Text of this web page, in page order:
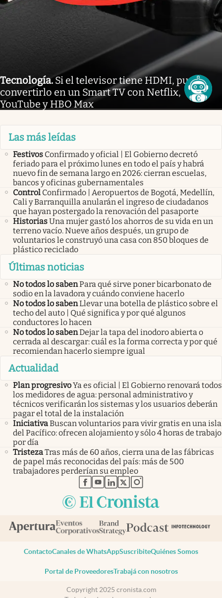
Tecnología.Si el televisor tiene HDMI, puede
convertirlo en un Smart TV con Netflix,
YouTube y HBO Max
Las más leídas
Festivos Confirmado y oficial | El Gobierno decretó
feriado para el próximo lunes en todo el país y habrá
nuevo fin de semana largo en 2026: cierran escuelas,
bancos y oficinas gubernamentales
Control Confirmado | Aeropuertos de Bogotá, Medellín,
Cali y Barranquilla anularán el ingreso de ciudadanos
que hayan postergado la renovación del pasaporte
HistoriasUna mujer gastó los ahorros de su vida en un
terreno vacío. Nueve años después, un grupo de
voluntarios le construyó una casa con 850 bloques de
plástico reciclado
Últimas noticias
No todos lo sabenPara qué sirve poner bicarbonato de
sodio en la lavadora y cuándo conviene hacerlo
No todos lo sabenLlevar una botella de plástico sobre el
techo del auto | Qué significa y por qué algunos
conductores lo hacen
No todos lo sabenDejar la tapa del inodoro abierta o
cerrada al descargar: cuál es la forma correcta y por qué
recomiendan hacerlo siempre igual
Actualidad
Plan progresivoYa es oficial | El Gobierno renovará todos
los medidores de agua: personal administrativo y
técnicos verificarán los sistemas y los usuarios deberán
pagar el total de la instalación
IniciativaBuscan voluntarios para vivir gratis en una isla
del Pacífico: ofrecen alojamiento y sólo 4 horas de trabajo
por día
TristezaTras más de 60 años, cierra una de las fábricas
de papel más reconocidas del país: más de 500
trabajadores perderían su empleo
abre en nueva pestaña
abre en nueva pestaña
abre en nueva pestaña
abre en nueva pestaña
abre en nueva pestaña
ContactoCanales de WhatsAppSuscribiteQuiénes Somos
Portal de ProveedoresTrabajá con nosotros
Copyright 2025 cronista.com